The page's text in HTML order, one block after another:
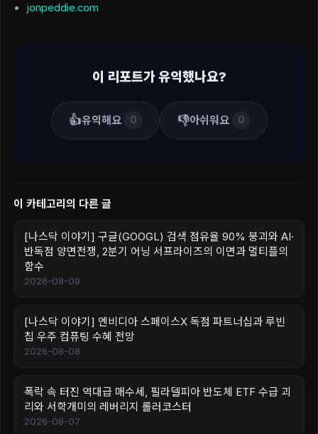
jonpeddie.com
이 리포트가 유익했나요?
👍유익해요 0 👎아쉬워요 0
이 카테고리의 다른 글
[나스닥 이야기] 구글(GOOGL) 검색 점유율 90% 붕괴와 AI·
반독점 양면전쟁, 2분기 어닝 서프라이즈의 이면과 멀티플의
함수
2026-08-09
[나스닥 이야기] 엔비디아 스페이스X 독점 파트너십과 루빈
칩 우주 컴퓨팅 수혜 전망
2026-08-08
폭락 속 터진 역대급 매수세, 필라델피아 반도체 ETF 수급 괴
리와 서학개미의 레버리지 롤러코스터
2026-08-07